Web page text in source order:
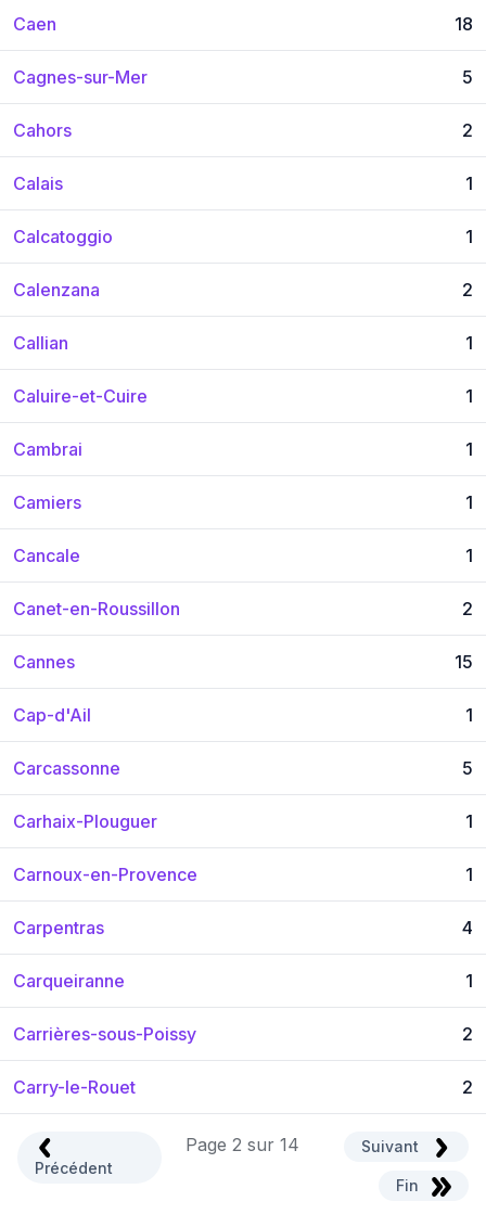
Caen 18
Cagnes-sur-Mer 5
Cahors 2
Calais 1
Calcatoggio 1
Calenzana 2
Callian 1
Caluire-et-Cuire 1
Cambrai 1
Camiers 1
Cancale 1
Canet-en-Roussillon 2
Cannes 15
Cap-d'Ail 1
Carcassonne 5
Carhaix-Plouguer 1
Carnoux-en-Provence 1
Carpentras 4
Carqueiranne 1
Carrières-sous-Poissy 2
Carry-le-Rouet 2
Précédent
Page 2 sur 14 Suivant
Fin